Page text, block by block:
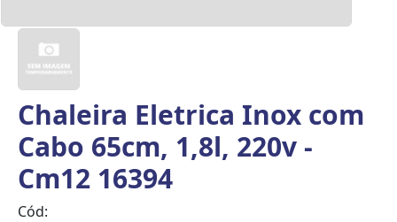
Chaleira Eletrica Inox com
Cabo 65cm, 1,8l, 220v -
Cm12 16394
Cód: